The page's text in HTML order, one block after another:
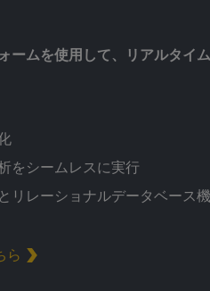
ームを使用して、リアルタイ
をシームレスに実行
リレーショナルデータベース
ら